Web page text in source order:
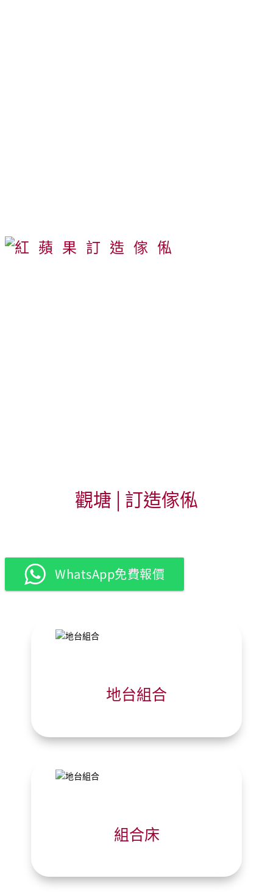
觀塘 | 訂造傢俬
WhatsApp免費報價
地台組合
組合床